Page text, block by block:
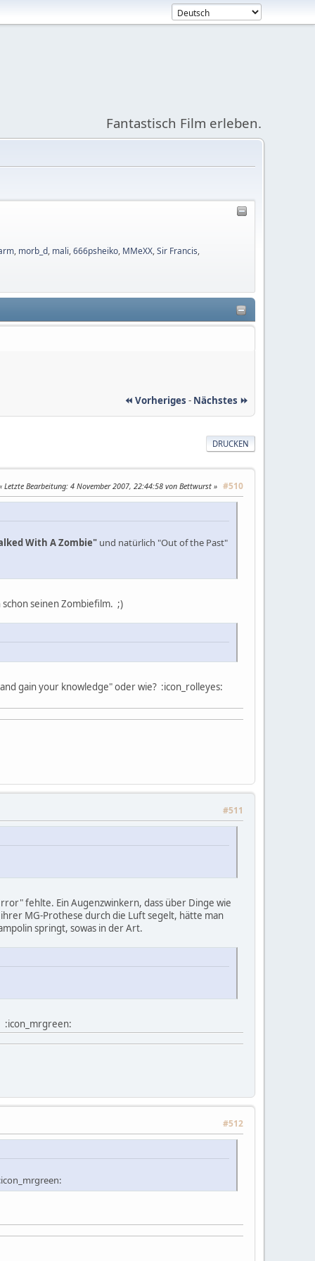
Fantastisch Film erleben.
, morb_d, mali,666psheiko, MMeXX,Sir Francis,
⏪ Vorheriges - Nächstes ⏩
DRUCKEN
#510
Letzte Bearbeitung: 4 November 2007, 22:44:58 von Bettwurst
With A Zombie" und natürlich "Out of the Past"
seinen Zombiefilm. ;)
gain your knowledge" oder wie? :icon_rolleyes:
#511
fehlte. Ein Augenzwinkern, dass über Dinge wie
MG-Prothese durch die Luft segelt, hätte man
springt, sowas in der Art.
:icon_mrgreen:
#512